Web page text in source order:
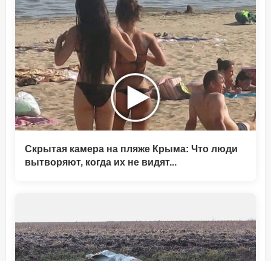
Скрытая камера на пляже Крыма: Что люди
вытворяют, когда их не видят...